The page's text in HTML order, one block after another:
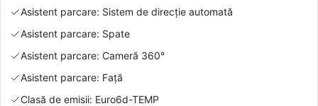
Asistent parcare: Sistem de direcție automată
Asistent parcare: Spate
Asistent parcare: Cameră 360°
Asistent parcare: Față
Clasă de emisii: Euro6d-TEMP